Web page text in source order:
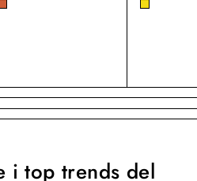
i top trends del